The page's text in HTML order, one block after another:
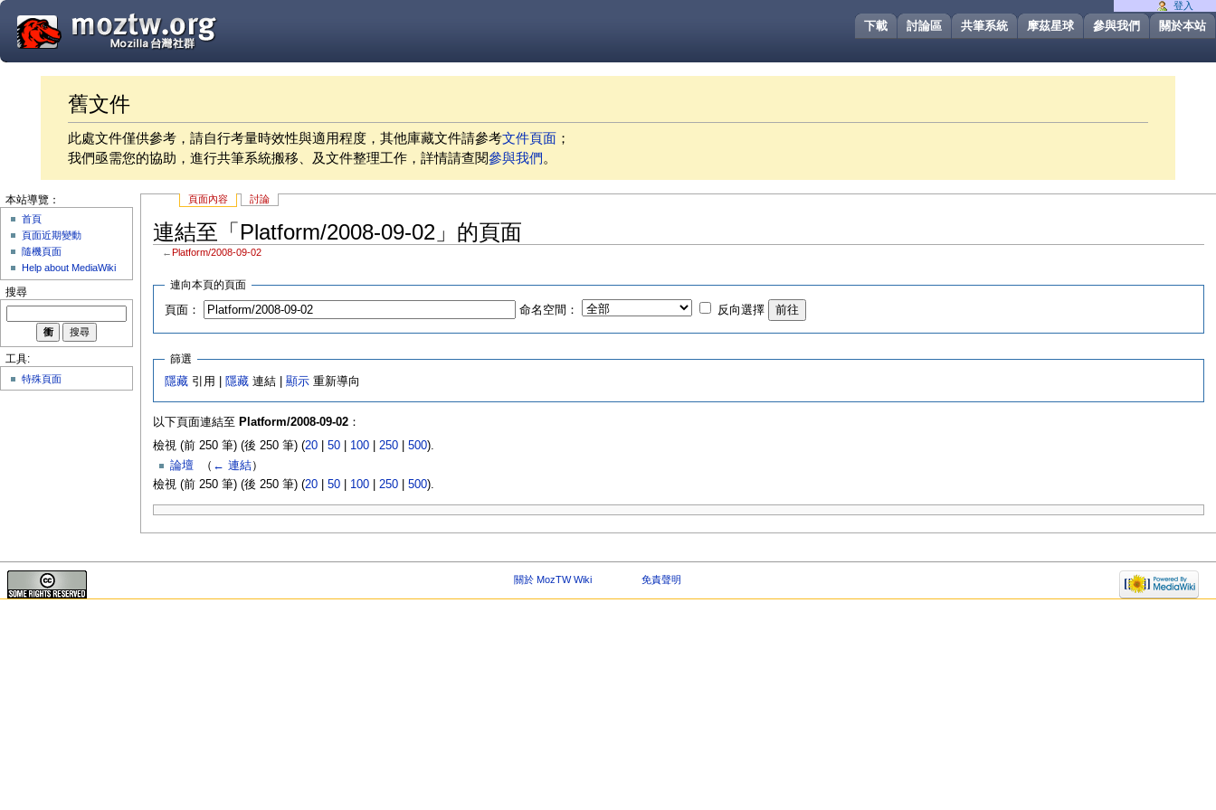
關於本站
參與我們
摩茲星球
共筆系統
討論區
下載
舊文件
此處文件僅供參考，請自行考量時效性與適用程度，其他庫藏文件請參考文件頁面 ；
我們亟需您的協助，進行共筆系統搬移、及文件整理工作，詳情請查閱參與我們。
頁面內容 討論
連結至「Platform/2008-09-02」的頁面
← Platform/2008-09-02
連向本頁的頁面
頁面： 命名空間： 反向選擇
篩選
隱藏 引用 | 隱藏 連結 |顯示 重新導向
以下頁面連結至 Platform/2008-09-02：
檢視 (前 250 筆) (後 250 筆) (20| 50| 100| 250| 500).
論壇
（ ← 連結）
檢視 (前 250 筆) (後 250 筆) (20| 50| 100| 250| 500).
登入
本站導覽：
首頁
頁面近期變動
隨機頁面
Help about MediaWiki
搜尋
工具:
特殊頁面
關於 MozTW Wiki 免責聲明